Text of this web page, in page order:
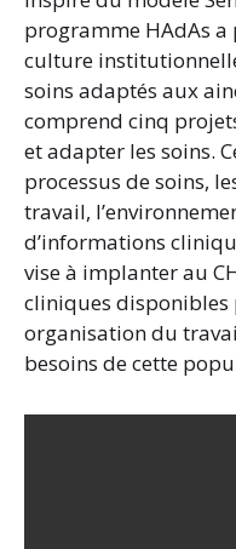
programme HAdAs
culture
soins adaptés aux
comprend cinq
et adapter les soins.
processus de soins,
travail,
d’informations
vise à implanter au
cliniques disponibles
organisation du
besoins de cette